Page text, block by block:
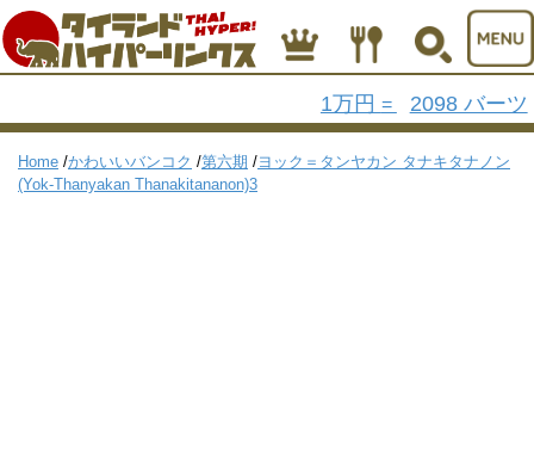
1万円 = 2098 バーツ
Home /かわいいバンコク /第六期 /ヨック＝タンヤカン タナキタナノン
(Yok-Thanyakan Thanakitananon)3